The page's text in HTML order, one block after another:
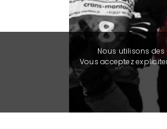
Nous utilisons
Vous acceptez